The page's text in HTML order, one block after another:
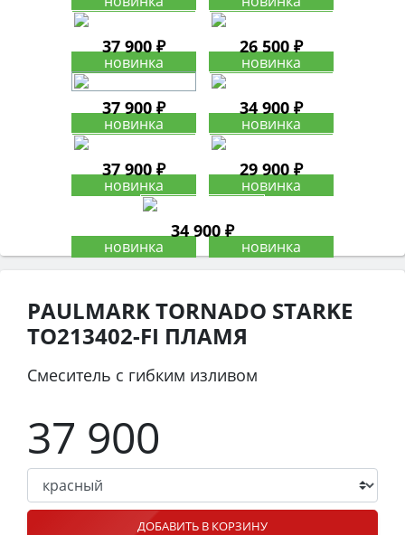
37 900 ₽ 26 500 ₽
37 900 ₽ 34 900 ₽
37 900 ₽ 29 900 ₽
34 900 ₽
PAULMARK TORNADO STARKE
TO213402-FI ПЛАМЯ
Смеситель с гибким изливом
37 900
ДОБАВИТЬ В КОРЗИНУ